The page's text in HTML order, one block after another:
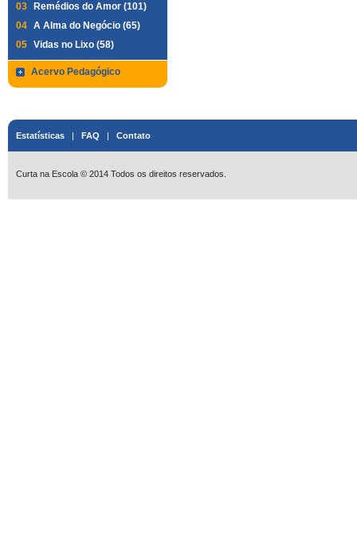
03
Remédios do Amor (101)
04 A Alma do Negócio (65)
05 Vidas no Lixo (58)
Acervo Pedagógico
Estatísticas | FAQ | Contato
Curta na Escola © 2014 Todos os direitos reservados.